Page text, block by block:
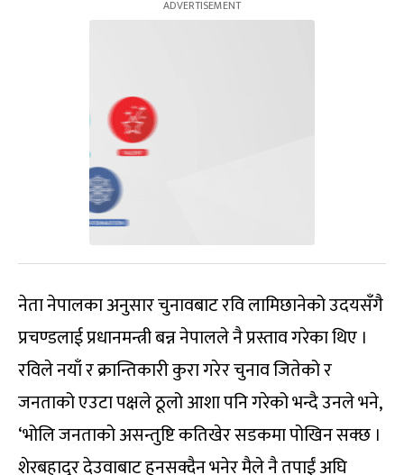
नेता नेपालका अनुसार चुनावबाट रवि लामिछानेको उदयसँगै
प्रचण्डलाई प्रधानमन्त्री बन्न नेपालले नै प्रस्ताव गरेका थिए ।
रविले नयाँ र क्रान्तिकारी कुरा गरेर चुनाव जितेको र
जनताको एउटा पक्षले ठूलो आशा पनि गरेको भन्दै उनले भने,
‘भोलि जनताको असन्तुष्टि कतिखेर सडकमा पोखिन सक्छ ।
शेरबहादुर देउवाबाट हुनसक्दैन भनेर मैले नै तपाईं अघि